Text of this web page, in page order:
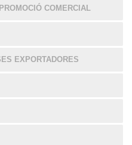
COMERCIAL
EXPORTADORES